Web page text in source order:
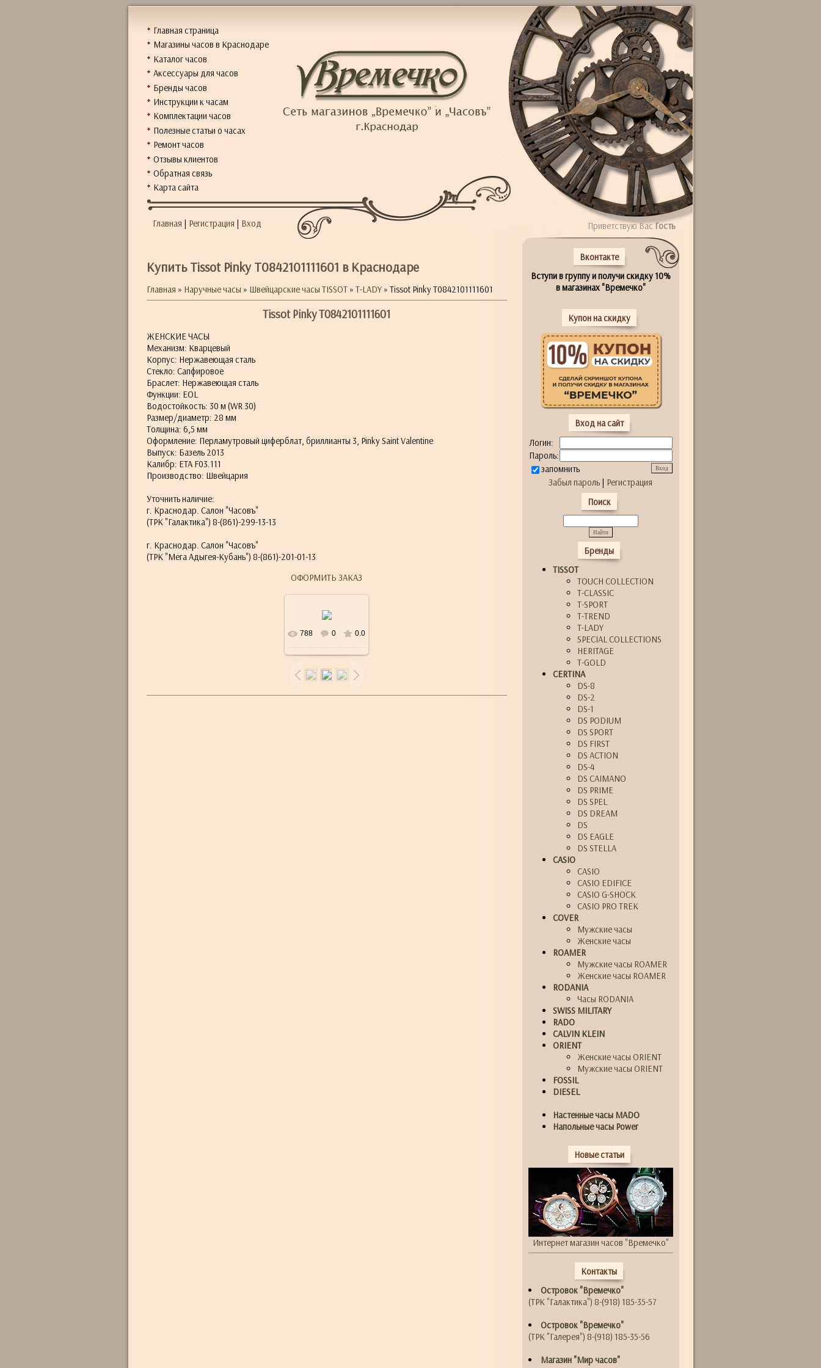
Главная страница
Магазины часов в Краснодаре
Каталог часов
Аксессуары для часов
Бренды часов
Инструкции к часам
Комплектации часов
Полезные статьи о часах
Ремонт часов
Отзывы клиентов
Обратная связь
Карта сайта
Главная | Регистрация | Вход
Купить Tissot Pinky T0842101111601 в Краснодаре
Главная » Наручные часы » Швейцарские часы TISSOT» T-LADY» Tissot Pinky T0842101111601
Tissot Pinky T0842101111601
ЖЕНСКИЕ ЧАСЫ
Механизм: Кварцевый
Корпус: Нержавеющая сталь
Стекло: Сапфировое
Браслет: Нержавеющая сталь
Функции: EOL
Водостойкость: 30 м (WR 30)
Размер/диаметр: 28 мм
Толщина: 6,5 мм
Оформление: Перламутровый циферблат, бриллианты 3, Pinky Saint Valentine
Выпуск: Базель 2013
Калибр: ETA F03.111
Производство: Швейцария
Уточнить наличие:
г. Краснодар. Салон "Часовъ"
(ТРК "Галактика") 8-(861)-299-13-13
г. Краснодар. Салон "Часовъ"
(ТРК "Мега Адыгея-Кубань") 8-(861)-201-01-13
ОФОРМИТЬ ЗАКАЗ
В реальном
25.9Kb
788 0 0.0
Приветствую ВасГость
Вконтакте
Вступи в группу и получи скидку 10%
в магазинах "Времечко"
Купон на скидку
Вход на сайт
Логин:
Пароль:
запомнить
Забыл пароль | Регистрация
Поиск
Бренды
TISSOT
TOUCH COLLECTION
T-CLASSIC
T-SPORT
T-TREND
T-LADY
SPECIAL COLLECTIONS
HERITAGE
T-GOLD
CERTINA
DS-8
DS-2
DS-1
DS PODIUM
DS SPORT
DS FIRST
DS ACTION
DS-4
DS CAIMANO
DS PRIME
DS SPEL
DS DREAM
DS
DS EAGLE
DS STELLA
CASIO
CASIO
CASIO EDIFICE
CASIO G-SHOCK
CASIO PRO TREK
COVER
Мужские часы
Женские часы
ROAMER
Мужские часы ROAMER
Женские часы ROAMER
RODANIA
Часы RODANIA
SWISS MILITARY
RADO
CALVIN KLEIN
ORIENT
Женские часы ORIENT
Мужские часы ORIENT
FOSSIL
DIESEL
Настенные часы MADO
Напольные часы Power
Новые статьи
Интернет магазин часов "Времечко"
Контакты
Островок "Времечко"
(ТРК "Галактика") 8-(918) 185-35-57
Островок "Времечко"
(ТРК "Галерея") 8-(918) 185-35-56
Магазин "Мир часов"